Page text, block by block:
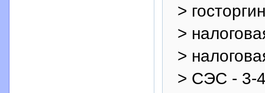
>
>
>
> СЭС - 3-